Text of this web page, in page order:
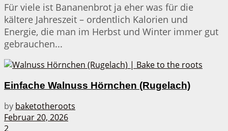
Für viele ist Bananenbrot ja eher was für die
kältere Jahreszeit – ordentlich Kalorien und
Energie, die man im Herbst und Winter immer gut
gebrauchen...
Einfache Walnuss Hörnchen (Rugelach)
by baketotheroots
Februar 20, 2026
2